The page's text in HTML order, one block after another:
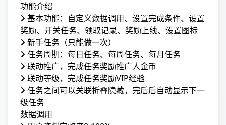
功能介绍
基本功能：自定义数据调用、设置完成条件、设置
奖励、开关任务、领取记录、奖励上线、设置图标
新手任务（只能做一次）
任务周期：每日任务、每周任务、每月任务
联动推广，完成任务奖励推广人金币
联动等级，完成任务奖励VIP经验
任务之间可以关联折叠隐藏，完后后自动显示下一
级任务
数据调用